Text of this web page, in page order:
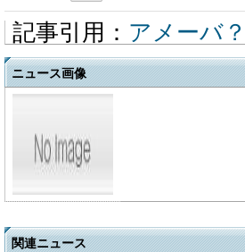
記事引用： アメーバ？
ニュース画像
関連ニュース